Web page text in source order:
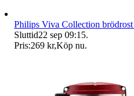
Philips Viva Collection
Sluttid22 sep 09:15.
Pris:269 kr,Köp nu.